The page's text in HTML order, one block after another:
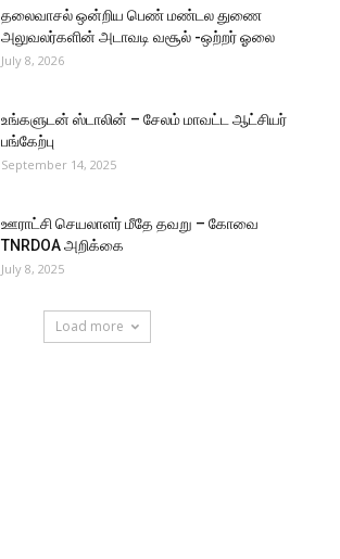
தலைவாசல் ஒன்றிய பெண் மண்டல துணை
அலுவலர்களின் அடாவடி வசூல் -ஒற்றர் ஓலை
July 8, 2026
உங்களுடன் ஸ்டாலின் – சேலம் மாவட்ட ஆட்சியர்
பங்கேற்பு
September 14, 2025
ஊராட்சி செயலாளர் மீதே தவறு – கோவை
TNRDOA அறிக்கை
July 8, 2025
Load more